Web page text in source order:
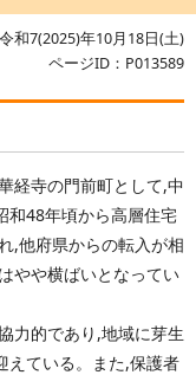
和7(2025)年10月18日(土)
ページID：P013589
経寺の門前町として,中
和48年頃から高層住宅
,他府県からの転入が相
やや横ばいとなってい
力的であり,地域に芽生
えている。また,保護者